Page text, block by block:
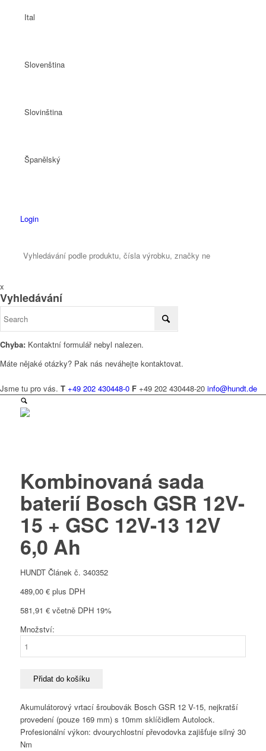
Ital
Slovenština
Slovinština
Španělský
Login
x
Vyhledávání
Chyba: Kontaktní formulář nebyl nalezen.
Máte nějaké otázky? Pak nás neváhejte kontaktovat.
Jsme tu pro vás. T +49 202 430448-0 F +49 202 430448-20 info@hundt.de
Kombinovaná sada
baterií Bosch GSR 12V-
15 + GSC 12V-13 12V
6,0 Ah
HUNDT Článek č. 340352
489,00 €plus DPH
581,91 €včetně DPH 19%
Množství:
Bosch
12V-
+
GSC
Přidat do košíku
Akumulátorový vrtací šroubovák Bosch GSR 12 V-15, nejkratší
provedení (pouze 169 mm) s 10mm sklíčidlem Autolock.
Profesionální výkon: dvourychlostní převodovka zajišťuje silný 30
Nm